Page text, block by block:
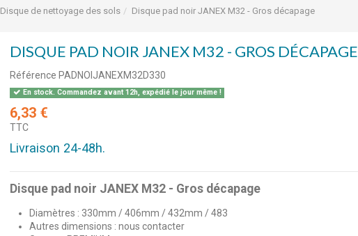
Disque de nettoyage des sols Disque pad noir JANEX M32 - Gros décapage
DISQUE PAD NOIR JANEX M32 - GROS DÉCAPAGE
Référence PADNOIJANEXM32D330
En stock. Commandez avant 12h, expédié le jour même !
6,33 €
TTC
Livraison 24-48h.
Disque pad noir JANEX M32 - Gros décapage
Diamètres : 330mm / 406mm / 432mm / 483
Autres dimensions : nous contacter